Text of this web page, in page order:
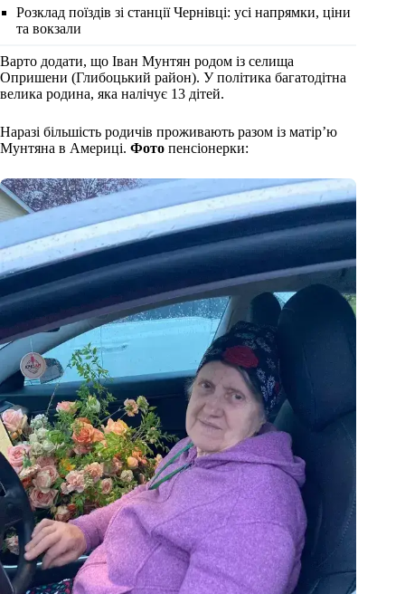
Розклад поїздів зі станції Чернівці: усі напрямки, ціни
та вокзали
Варто додати, що Іван Мунтян родом із селища
Опришени (Глибоцький район). У політика багатодітна
велика родина, яка налічує 13 дітей.
Наразі більшість родичів проживають разом із матір’ю
Мунтяна в Америці. Фото пенсіонерки: